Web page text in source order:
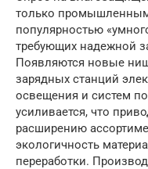
только
популярностью
требующих надежной
Появляются новые
зарядных станций
освещения и систем
усиливается, что
расширению
экологичность
переработки.